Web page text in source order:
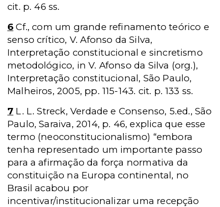
cit. p. 46 ss.
6 Cf., com um grande refinamento teórico e
senso crítico, V. Afonso da Silva,
Interpretação constitucional e sincretismo
metodológico, in V. Afonso da Silva (org.),
Interpretação constitucional, São Paulo,
Malheiros, 2005, pp. 115-143. cit. p. 133 ss.
7 L. L. Streck, Verdade e Consenso, 5.ed., São
Paulo, Saraiva, 2014, p. 46, explica que esse
termo (neoconstitucionalismo) “embora
tenha representado um importante passo
para a afirmação da força normativa da
constituição na Europa continental, no
Brasil acabou por
incentivar/institucionalizar uma recepção